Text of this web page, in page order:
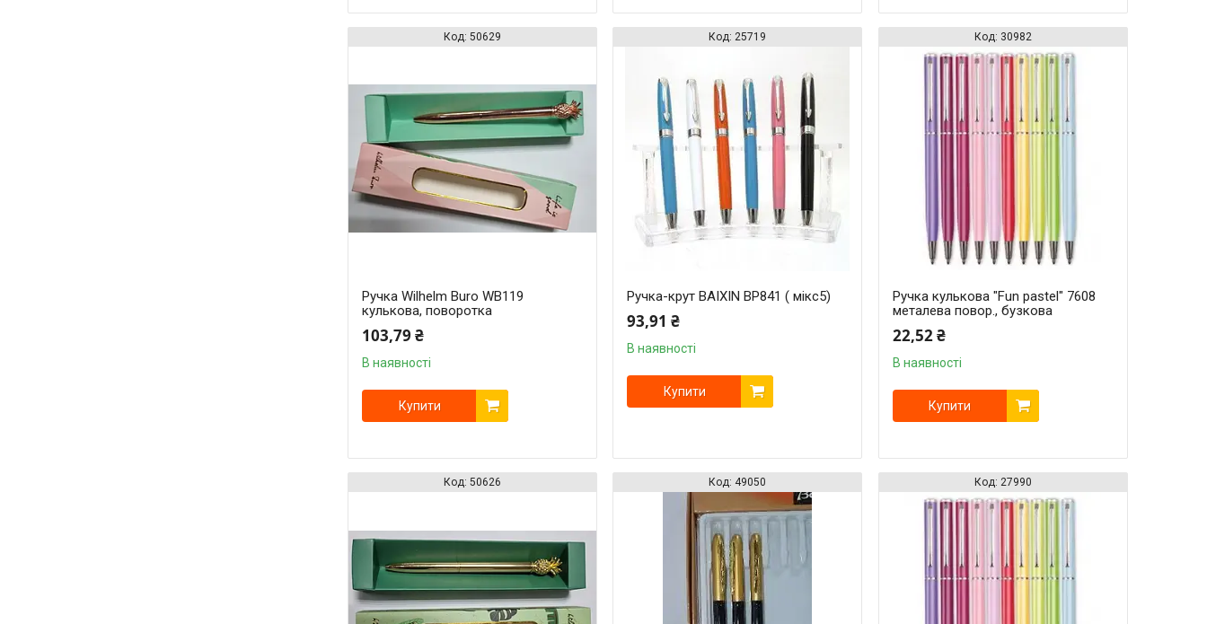
50629
Ручка Wilhelm Buro WB119
кулькова, поворотка
103,79 ₴
В наявності
Купити
25719
Ручка-крут BAIXIN BP841 ( мікс5)
93,91 ₴
В наявності
Купити
30982
Ручка кулькова "Fun pastel" 7608
металева повор., бузкова
22,52 ₴
В наявності
Купити
50626 49050 27990